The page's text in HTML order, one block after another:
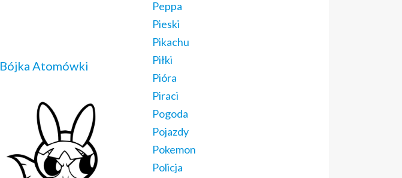
Bójka Atomówki
Peppa
Pieski
Pikachu
Piłki
Pióra
Piraci
Pogoda
Pojazdy
Pokemon
Policja